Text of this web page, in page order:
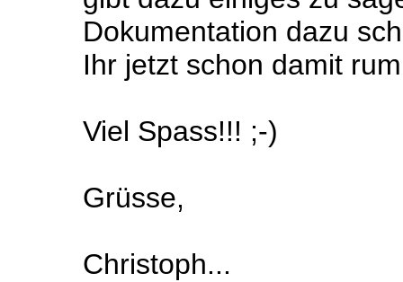
Dokumentation dazu
Ihr jetzt schon damit
Viel Spass!!! ;-)
Grüsse,
Christoph...